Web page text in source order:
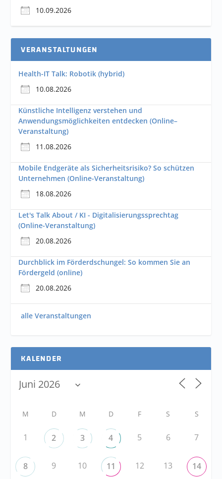
10.09.2026
VERANSTALTUNGEN
Health-IT Talk: Robotik (hybrid)
10.08.2026
Künstliche Intelligenz verstehen und
Anwendungsmöglichkeiten entdecken (Online–
Veranstaltung)
11.08.2026
Mobile Endgeräte als Sicherheitsrisiko? So schützen
Unternehmen (Online-Veranstaltung)
18.08.2026
Let's Talk About / KI - Digitalisierungssprechtag
(Online-Veranstaltung)
20.08.2026
Durchblick im Förderdschungel: So kommen Sie an
Fördergeld (online)
20.08.2026
alle Veranstaltungen
KALENDER
M D M D F S S
1 2 3 4 5 6 7
8 9 10 11 12 13 14